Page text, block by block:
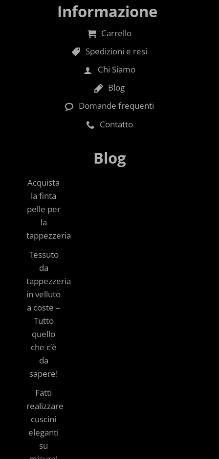
Informazione
Carrello
Spedizioni e resi
Chi Siamo
Blog
Domande frequenti
Contatto
Blog
Acquista
la finta
pelle per
la
tappezzeria
Tessuto
da
tappezzeria
in velluto
a coste –
Tutto
quello
che c’è
da
sapere!
Fatti
realizzare
cuscini
eleganti
su